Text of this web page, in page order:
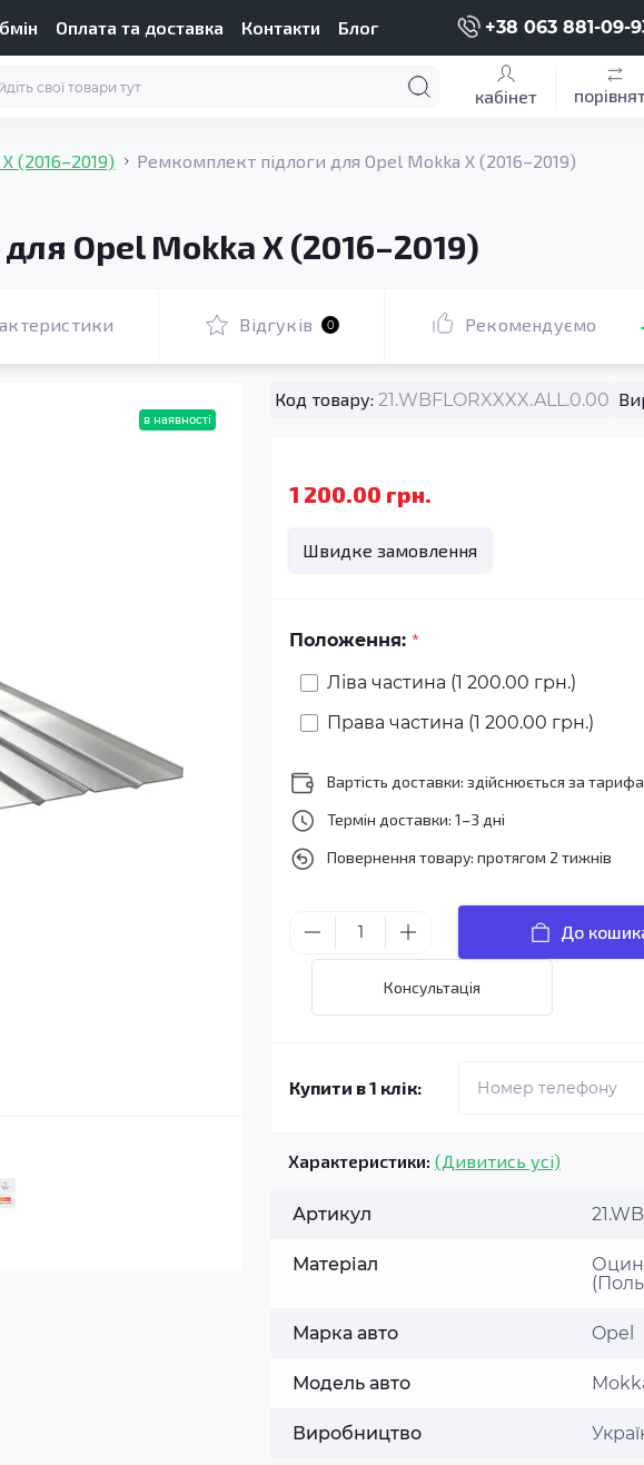
Оплата та доставка Контакти Блог +38 063 881-09-
кабінет
(2016–2019) Ремкомплект підлоги для Opel Mokka X (2016–2019)
Opel Mokka X (2016–2019)
Відгуків 0 Рекомендуємо
в наявності
Код товару: 21.WBFLORXXXX.ALL.0.00
1 200.00 грн.
Швидке замовлення
Положення: *
Ліва частина (1 200.00 грн.)
Права частина (1 200.00 грн.)
Вартість доставки: здійснюється за
Термін доставки: 1–3 дні
Повернення товару: протягом 2 тижнів
До
Консультація
Купити в 1 клік:
Характеристики: (Дивитись усі)
Артикул
Матеріал
Марка авто Opel
Модель авто
Виробництво